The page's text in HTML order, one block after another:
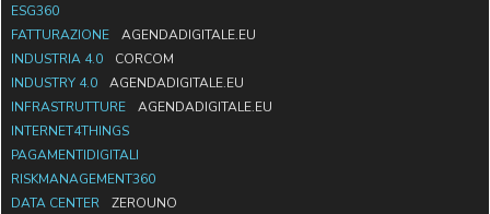
ESG360
FATTURAZIONE
AGENDADIGITALE.EU
INDUSTRIA 4.0
CORCOM
INDUSTRY 4.0
AGENDADIGITALE.EU
INFRASTRUTTURE
AGENDADIGITALE.EU
INTERNET4THINGS
PAGAMENTIDIGITALI
RISKMANAGEMENT360
DATA CENTER
ZEROUNO